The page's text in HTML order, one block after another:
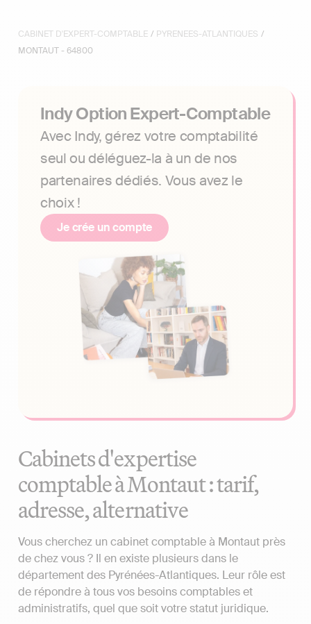
CABINET D'EXPERT-COMPTABLE / PYRENEES-ATLANTIQUES /
MONTAUT - 64800
Indy Option Expert-Comptable
Avec Indy, gérez votre comptabilité
seul ou déléguez-la à un de nos
partenaires dédiés. Vous avez le
choix !
Je crée un compte
Cabinets d'expertise
comptable à Montaut : tarif,
adresse, alternative
Vous cherchez un cabinet comptable à Montaut près
de chez vous ? Il en existe plusieurs dans le
département des Pyrénées-Atlantiques. Leur rôle est
de répondre à tous vos besoins comptables et
administratifs, quel que soit votre statut juridique.